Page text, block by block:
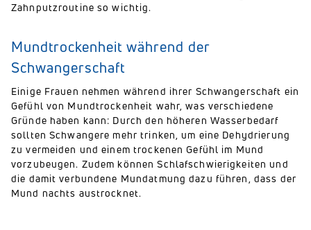
Zahnputzroutine so wichtig.
Mundtrockenheit während der
Schwangerschaft
Einige Frauen nehmen während ihrer Schwangerschaft ein
Gefühl von Mundtrockenheit wahr, was verschiedene
Gründe haben kann: Durch den höheren Wasserbedarf
sollten Schwangere mehr trinken, um eine Dehydrierung
zu vermeiden und einem trockenen Gefühl im Mund
vorzubeugen. Zudem können Schlafschwierigkeiten und
die damit verbundene Mundatmung dazu führen, dass der
Mund nachts austrocknet.